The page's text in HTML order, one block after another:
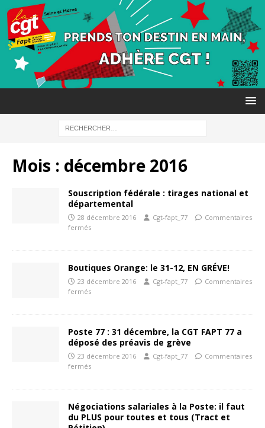
Mois : décembre 2016
Souscription fédérale : tirages national et
départemental
28 décembre 2016 Cgt-fapt_77
Commentaires
fermés
Boutiques Orange: le 31-12, EN GRÉVE!
23 décembre 2016 Cgt-fapt_77
Commentaires
fermés
Poste 77 : 31 décembre, la CGT FAPT 77 a
déposé des préavis de grève
23 décembre 2016 Cgt-fapt_77
Commentaires
fermés
Négociations salariales à la Poste: il faut
du PLUS pour toutes et tous (Tract et